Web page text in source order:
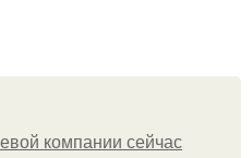
компании сейчас